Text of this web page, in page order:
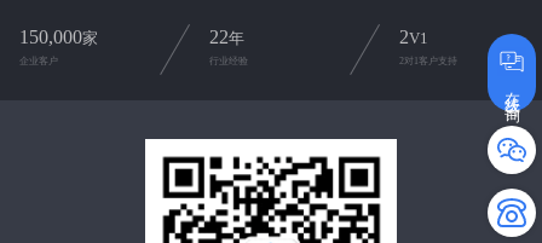
在线咨询
150,000家
企业客户
22年
行业经验
2V1
2对1客户支持